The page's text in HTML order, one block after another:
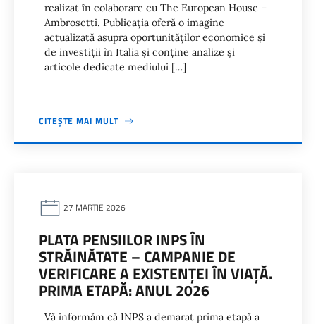
realizat în colaborare cu The European House –
Ambrosetti. Publicația oferă o imagine
actualizată asupra oportunităților economice și
de investiții în Italia și conține analize și
articole dedicate mediului […]
CITEȘTE MAI MULT
27 MARTIE 2026
PLATA PENSIILOR INPS ÎN
STRĂINĂTATE – CAMPANIE DE
VERIFICARE A EXISTENȚEI ÎN VIAȚĂ.
PRIMA ETAPĂ: ANUL 2026
Vă informăm că INPS a demarat prima etapă a